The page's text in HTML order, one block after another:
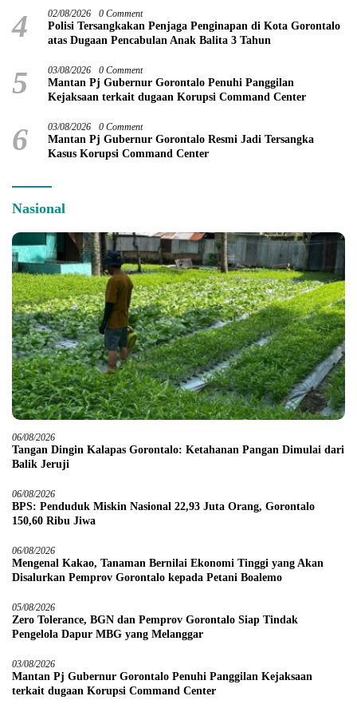
4 02/08/2026 0 Comment
Polisi Tersangkakan Penjaga Penginapan di Kota Gorontalo
atas Dugaan Pencabulan Anak Balita 3 Tahun
5 03/08/2026 0 Comment
Mantan Pj Gubernur Gorontalo Penuhi Panggilan
Kejaksaan terkait dugaan Korupsi Command Center
6 03/08/2026 0 Comment
Mantan Pj Gubernur Gorontalo Resmi Jadi Tersangka
Kasus Korupsi Command Center
Nasional
06/08/2026
Tangan Dingin Kalapas Gorontalo: Ketahanan Pangan Dimulai dari
Balik Jeruji
06/08/2026
BPS: Penduduk Miskin Nasional 22,93 Juta Orang, Gorontalo
150,60 Ribu Jiwa
06/08/2026
Mengenal Kakao, Tanaman Bernilai Ekonomi Tinggi yang Akan
Disalurkan Pemprov Gorontalo kepada Petani Boalemo
05/08/2026
Zero Tolerance, BGN dan Pemprov Gorontalo Siap Tindak
Pengelola Dapur MBG yang Melanggar
03/08/2026
Mantan Pj Gubernur Gorontalo Penuhi Panggilan Kejaksaan
terkait dugaan Korupsi Command Center